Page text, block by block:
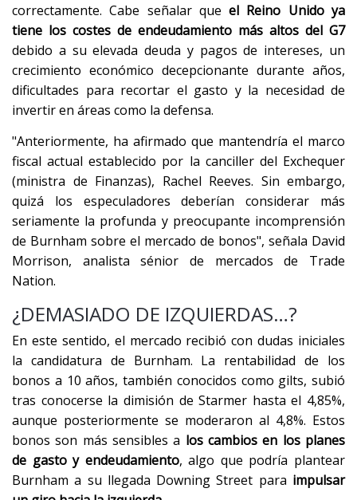
correctamente. Cabe señalar queel Reino Unido ya
tiene los costes de endeudamiento más altos del G7
debido a su elevada deuda y pagos de intereses, un
crecimiento económico decepcionante durante años,
dificultades para recortar el gasto y la necesidad de
invertir en áreas como la defensa.
"Anteriormente, ha afirmado que mantendría el marco
fiscal actual establecido por la canciller del Exchequer
(ministra de Finanzas), Rachel Reeves. Sin embargo,
quizá los especuladores deberían considerar más
seriamente la profunda y preocupante incomprensión
de Burnham sobre el mercado de bonos", señala David
Morrison, analista sénior de mercados de Trade
Nation.
¿DEMASIADO DE IZQUIERDAS…?
En este sentido, el mercado recibió con dudas iniciales
la candidatura de Burnham. La rentabilidad de los
bonos a 10 años, también conocidos como gilts, subió
tras conocerse la dimisión de Starmer hasta el 4,85%,
aunque posteriormente se moderaron al 4,8%. Estos
bonos son más sensibles a los cambios en los planes
de gasto y endeudamiento, algo que podría plantear
Burnham a su llegada Downing Street para impulsar